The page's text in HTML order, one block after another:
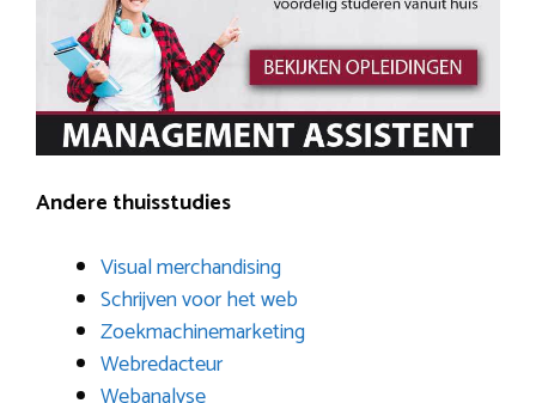
Andere thuisstudies
Visual merchandising
Schrijven voor het web
Zoekmachinemarketing
Webredacteur